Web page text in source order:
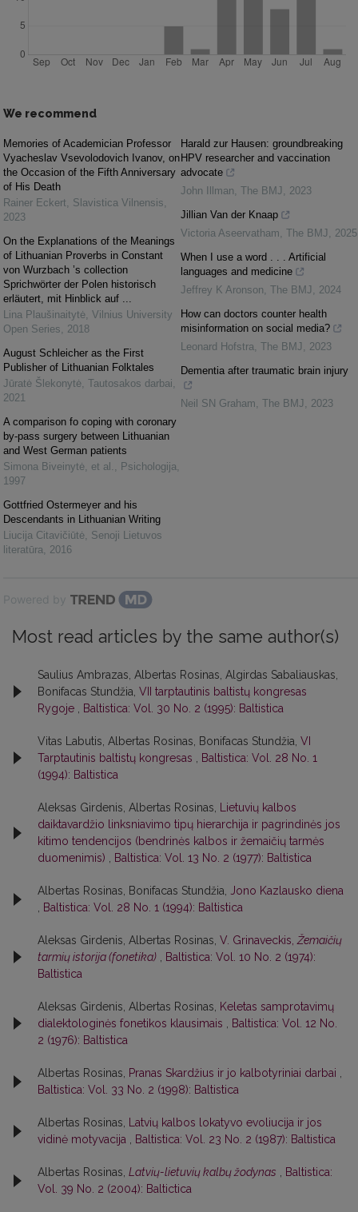
We recommend
Memories of Academician Professor
Vyacheslav Vsevolodovich Ivanov, on
the Occasion of the Fifth Anniversary
of His Death
Rainer Eckert
Slavistica Vilnensis
2023
On the Explanations of the Meanings
of Lithuanian Proverbs in Constant
von Wurzbach ’s collection
Sprichwörter der Polen historisch
erläutert, mit Hinblick auf ...
Lina Plaušinaitytė Vilnius University
Open Series
2018
August Schleicher as the First
Publisher of Lithuanian Folktales
Jūratė Šlekonytė Tautosakos darbai
2021
A comparison fo coping with coronary
by-pass surgery between Lithuanian
and West German patients
Simona Biveinytė, et al.
Psichologija
1997
Gottfried Ostermeyer and his
Descendants in Lithuanian Writing
Liucija Citavičiūtė Senoji Lietuvos
literatūra
2016
Harald zur Hausen: groundbreaking
HPV researcher and vaccination
advocate
John Illman The BMJ
2023
Jillian Van der Knaap
Victoria Aseervatham The BMJ
2025
When I use a word . . . Artificial
languages and medicine
Jeffrey K Aronson The BMJ
2024
How can doctors counter health
misinformation on social media?
Leonard Hofstra The BMJ
2023
Dementia after traumatic brain injury
Neil SN Graham The BMJ 2023
Powered by
Most read articles by the same author(s)
Saulius Ambrazas, Albertas Rosinas, Algirdas Sabaliauskas,
Bonifacas Stundžia, VII tarptautinis baltistų kongresas
Rygoje
Baltistica: Vol. 30 No. 2 (1995): Baltistica
Vitas Labutis, Albertas Rosinas, Bonifacas Stundžia, VI
Tarptautinis baltistų kongresas
Baltistica: Vol. 28 No. 1
(1994): Baltistica
Aleksas Girdenis, Albertas Rosinas,
Lietuvių kalbos
daiktavardžio linksniavimo tipų hierarchija ir pagrindinės jos
kitimo tendencijos (bendrinės kalbos ir žemaičių tarmės
duomenimis)
Baltistica: Vol. 13 No. 2 (1977): Baltistica
Albertas Rosinas, Bonifacas Stundžia,
Jono Kazlausko diena
Baltistica: Vol. 28 No. 1 (1994): Baltistica
Aleksas Girdenis, Albertas Rosinas, V. Grinaveckis, Žemaičių
tarmių istorija (fonetika)
Baltistica: Vol. 10 No. 2 (1974):
Baltistica
Aleksas Girdenis, Albertas Rosinas,
Keletas samprotavimų
dialektologinės fonetikos klausimais
Baltistica: Vol. 12 No.
2 (1976): Baltistica
Albertas Rosinas, Pranas Skardžius ir jo kalbotyriniai darbai
Baltistica: Vol. 33 No. 2 (1998): Baltistica
Albertas Rosinas,
Latvių kalbos lokatyvo evoliucija ir jos
vidinė motyvacija
Baltistica: Vol. 23 No. 2 (1987): Baltistica
Albertas Rosinas, Latvių-lietuvių kalbų žodynas
Baltistica:
Vol. 39 No. 2 (2004): Baltictica